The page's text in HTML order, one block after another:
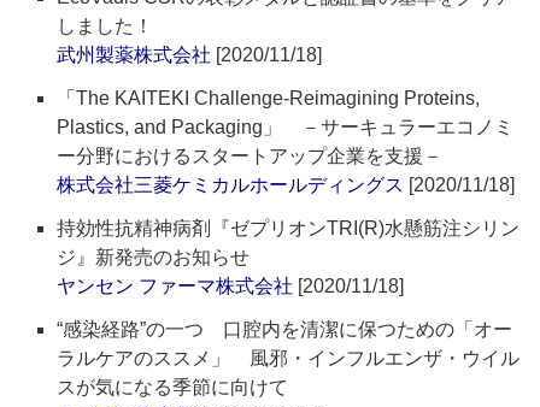
しました！
武州製薬株式会社 [2020/11/18]
「The KAITEKI Challenge‐Reimagining Proteins,
Plastics, and Packaging」 －サーキュラーエコノミ
ー分野におけるスタートアップ企業を支援－
株式会社三菱ケミカルホールディングス [2020/11/18]
持効性抗精神病剤『ゼプリオンTRI(R)水懸筋注シリン
ジ』新発売のお知らせ
ヤンセン ファーマ株式会社 [2020/11/18]
“感染経路”の一つ 口腔内を清潔に保つための「オー
ラルケアのススメ」 風邪・インフルエンザ・ウイル
スが気になる季節に向けて